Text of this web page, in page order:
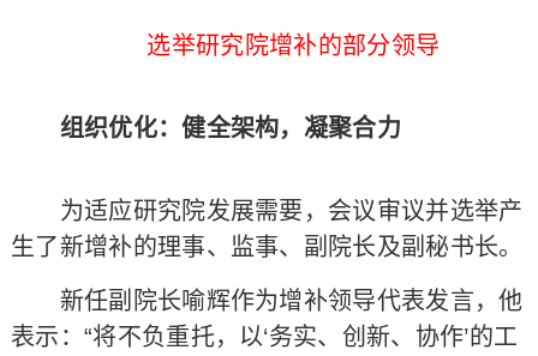
选举研究院增补的部分领导
组织优化：健全架构，凝聚合力
为适应研究院发展需要，会议审议并选举产
生了新增补的理事、监事、副院长及副秘书长。
新任副院长喻辉作为增补领导代表发言，他
表示：“将不负重托，以‘务实、创新、协作’的工